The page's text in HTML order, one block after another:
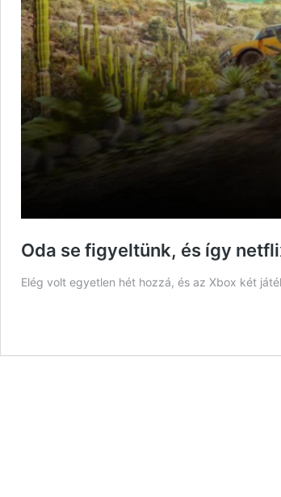
Oda se figyeltünk, és így
Elég volt egyetlen hét hozzá, és az Xbox két